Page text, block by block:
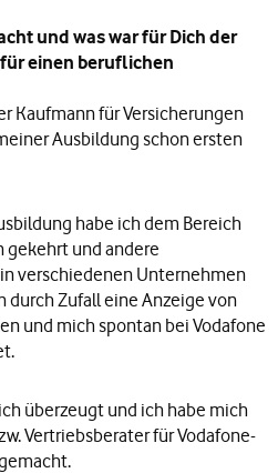
und was war für Dich der
einen beruflichen
Kaufmann für Versicherungen
Ausbildung schon ersten
habe ich dem Bereich
gekehrt und andere
verschiedenen Unternehmen
durch Zufall eine Anzeige von
und mich spontan bei Vodafone
überzeugt und ich habe mich
Vertriebsberater für Vodafone-